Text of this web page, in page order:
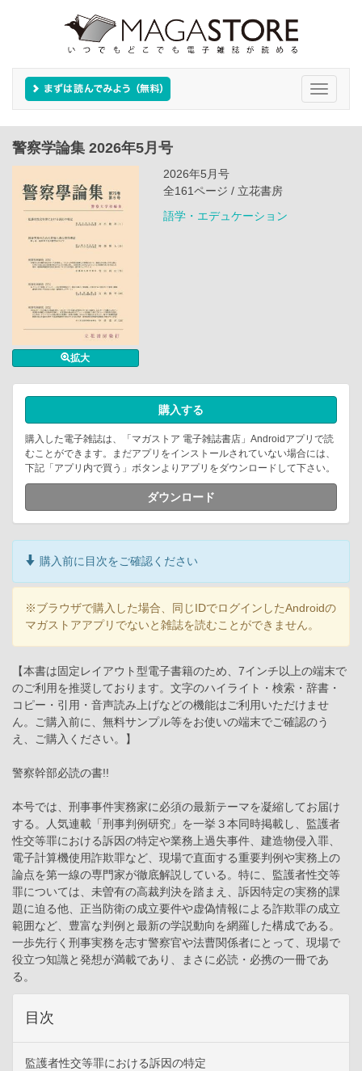
Toggle
警察学論集 2026年5月号
拡大
2026年5月号
全161ページ / 立花書房
語学・エデュケーション
購入する
購入した電子雑誌は、「マガストア 電子雑誌書店」Androidアプリで読
むことができます。まだアプリをインストールされていない場合には、
下記「アプリ内で買う」ボタンよりアプリをダウンロードして下さい。
ダウンロード
購入前に目次をご確認ください
※ブラウザで購入した場合、同じIDでログインしたAndroidの
マガストアアプリでないと雑誌を読むことができません。
【本書は固定レイアウト型電子書籍のため、7インチ以上の端末で
のご利用を推奨しております。文字のハイライト・検索・辞書・
コピー・引用・音声読み上げなどの機能はご利用いただけませ
ん。ご購入前に、無料サンプル等をお使いの端末でご確認のう
え、ご購入ください。】
警察幹部必読の書!!
本号では、刑事事件実務家に必須の最新テーマを凝縮してお届け
する。人気連載「刑事判例研究」を一挙３本同時掲載し、監護者
性交等罪における訴因の特定や業務上過失事件、建造物侵入罪、
電子計算機使用詐欺罪など、現場で直面する重要判例や実務上の
論点を第一線の専門家が徹底解説している。特に、監護者性交等
罪については、未曽有の高裁判決を踏まえ、訴因特定の実務的課
題に迫る他、正当防衛の成立要件や虚偽情報による詐欺罪の成立
範囲など、豊富な判例と最新の学説動向を網羅した構成である。
一歩先行く刑事実務を志す警察官や法曹関係者にとって、現場で
役立つ知識と発想が満載であり、まさに必読・必携の一冊であ
る。
目次
監護者性交等罪における訴因の特定